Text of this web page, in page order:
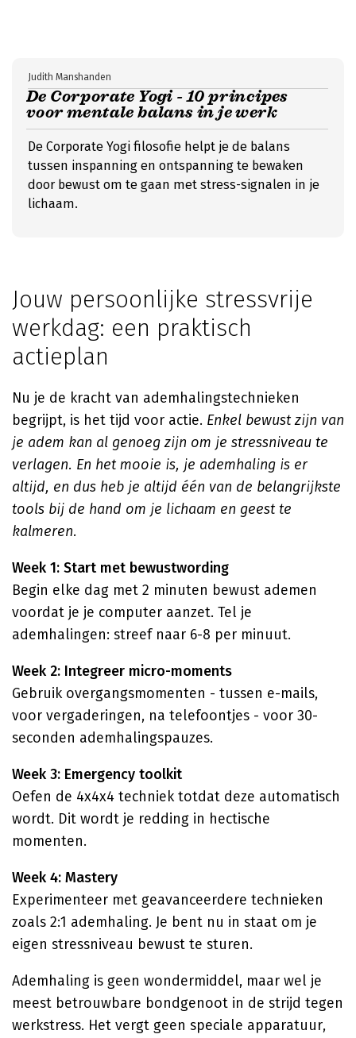
De Corporate Yogi - 10 principes
voor mentale balans in je werk
Judith Manshanden
De Corporate Yogi filosofie helpt je de balans
tussen inspanning en ontspanning te bewaken
door bewust om te gaan met stress-signalen in je
lichaam.
Jouw persoonlijke stressvrije
werkdag: een praktisch
actieplan
Nu je de kracht van ademhalingstechnieken
begrijpt, is het tijd voor actie. Enkel bewust zijn van
je adem kan al genoeg zijn om je stressniveau te
verlagen. En het mooie is, je ademhaling is er
altijd, en dus heb je altijd één van de belangrijkste
tools bij de hand om je lichaam en geest te
kalmeren.
Week 1: Start met bewustwording
Begin elke dag met 2 minuten bewust ademen
voordat je je computer aanzet. Tel je
ademhalingen: streef naar 6-8 per minuut.
Week 2: Integreer micro-moments
Gebruik overgangsmomenten - tussen e-mails,
voor vergaderingen, na telefoontjes - voor 30-
seconden ademhalingspauzes.
Week 3: Emergency toolkit
Oefen de 4x4x4 techniek totdat deze automatisch
wordt. Dit wordt je redding in hectische
momenten.
Week 4: Mastery
Experimenteer met geavanceerdere technieken
zoals 2:1 ademhaling. Je bent nu in staat om je
eigen stressniveau bewust te sturen.
Ademhaling is geen wondermiddel, maar wel je
meest betrouwbare bondgenoot in de strijd tegen
werkstress. Het vergt geen speciale apparatuur,